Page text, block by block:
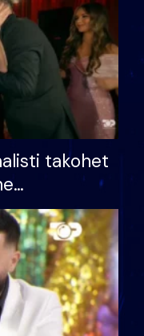
takohet
ndonjë letër